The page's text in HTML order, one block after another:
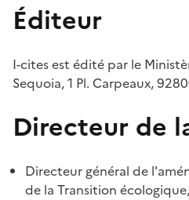
Éditeur
I-cites est édité par le
Sequoia, 1 Pl. Carpeaux,
Directeur de
Directeur général de
de la Transition